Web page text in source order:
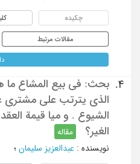
چکیده
مقالات مرتبط
4.
بحث: فی بیع المشاع ما
الذی یترتب علی مشتری
الشیوع . و میا قیمة
الغیر؟
مقاله
نویسنده : عبدالعزیز سلیمان ؛